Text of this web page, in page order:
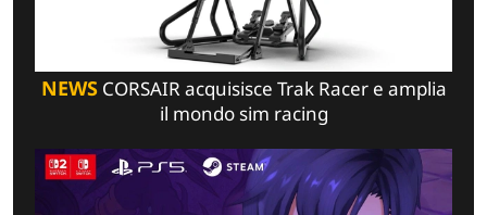
NEWSCORSAIR acquisisce Trak Racer e amplia
il mondo sim racing